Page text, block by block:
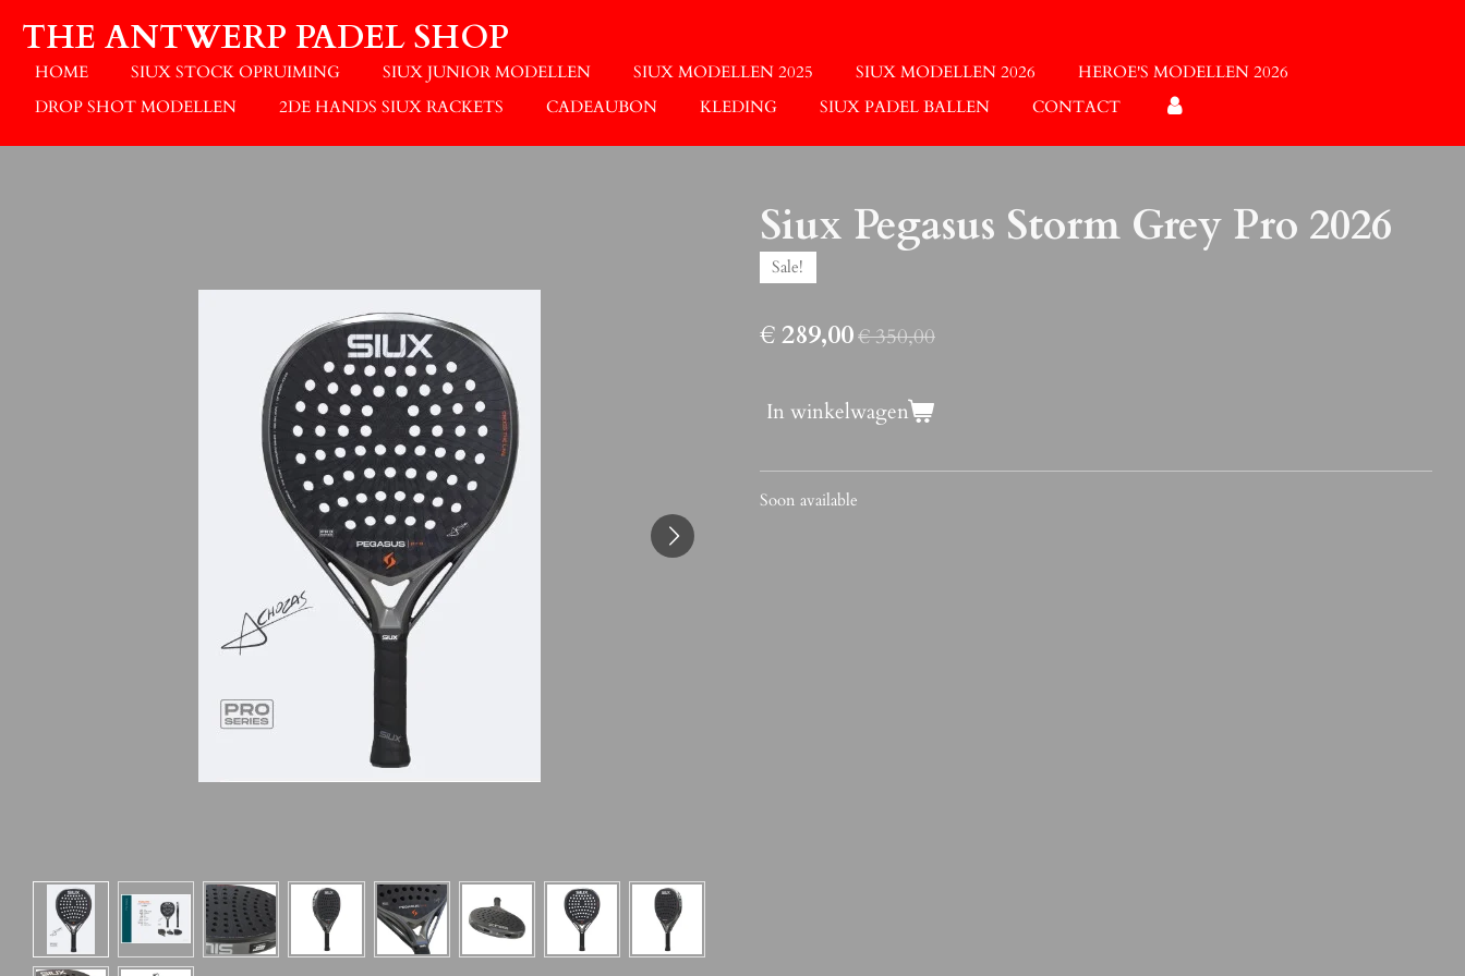
Ga
direct
naar
hoofdinhoud
THE ANTWERP PADEL SHOP
HOME SIUX STOCK OPRUIMING SIUX JUNIOR MODELLEN SIUX MODELLEN 2025 SIUX MODELLEN 2026
HEROE'S MODELLEN 2026
DROP SHOT MODELLEN
2DE HANDS SIUX RACKETS CADEAUBON KLEDING SIUX PADEL BALLEN CONTACT
Siux Pegasus Storm Grey Pro 2026
Sale!
€ 289,00€ 350,00
In winkelwagen
Soon available